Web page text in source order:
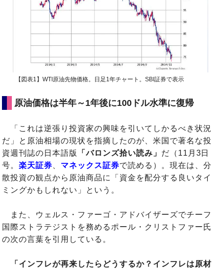
【図表1】WTI原油先物価格。日足1年チャート。SBI証券で表示
原油価格は半年～1年後に100ドル水準に復帰
「これは逆張り投資家の興味を引いてしかるべき状況
だ」と原油相場の現状を指摘したのが、米国で著名な投
資週刊誌の日本語版
「バロンズ拾い読み」 だ（11月3日
号。楽天証券、 マネックス証券で読める）。現在は、分
散投資の観点から原油商品に「資金を配分する良いタイ
ミングかもしれない」という。
また、ウェルス・ファーゴ・アドバイザーズでチーフ
国際ストラテジストを務めるポール・クリストファー氏
の次の言葉を引用している。
「インフレが再来したらどうするか？インフレは原材